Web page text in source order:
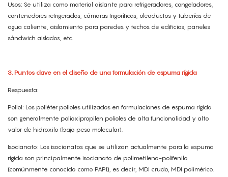
Usos: Se utiliza como material aislante para refrigeradores, congeladores,
contenedores refrigerados, cámaras frigoríficas, oleoductos y tuberías de
agua caliente, aislamiento para paredes y techos de edificios, paneles
sándwich aislados, etc.
3. Puntos clave en el diseño de una formulación de espuma rígida
Respuesta:
Poliol: Los poliéter polioles utilizados en formulaciones de espuma rígida
son generalmente polioxipropilen polioles de alta funcionalidad y alto
valor de hidroxilo (bajo peso molecular).
Isocianato: Los isocianatos que se utilizan actualmente para la espuma
rígida son principalmente isocianato de polimetileno-polifenilo
(comúnmente conocido como PAPI), es decir, MDI crudo, MDI polimérico.